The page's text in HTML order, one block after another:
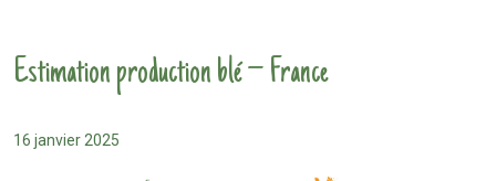
Estimation production blé – France
16 janvier 2025